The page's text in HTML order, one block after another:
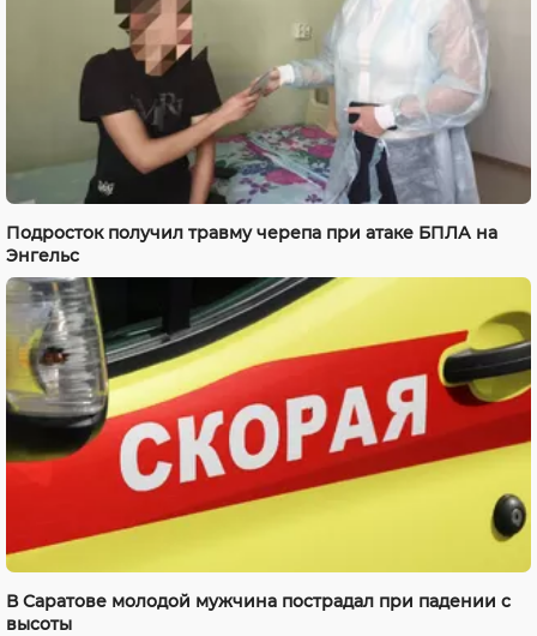
Подросток получил травму черепа при атаке БПЛА на
Энгельс
В Саратове молодой мужчина пострадал при падении с
высоты